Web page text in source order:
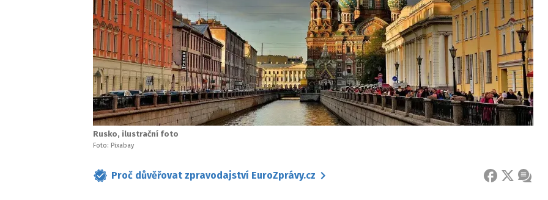
Rusko, ilustrační foto
Foto: Pixabay
Proč důvěřovat zpravodajství EuroZprávy.cz FACEBOOK
X